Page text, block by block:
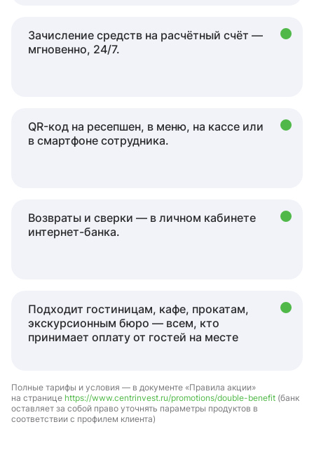
Зачисление средств на расчётный счёт —
мгновенно, 24/7.
QR-код на ресепшен, в меню, на кассе или
в смартфоне сотрудника.
Возвраты и сверки — в личном кабинете
интернет-банка.
Подходит гостиницам, кафе, прокатам,
экскурсионным бюро — всем, кто
принимает оплату от гостей на месте
Полные тарифы и условия — в документе «Правила акции»
на странице https://www.centrinvest.ru/promotions/double-benefit (банк
оставляет за собой право уточнять параметры продуктов в
соответствии с профилем клиента)